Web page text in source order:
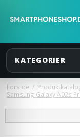
KATEGORIER
Forside /
Samsung Galaxy A02s